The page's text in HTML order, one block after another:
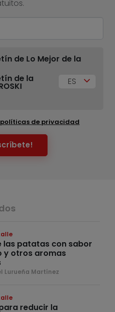
de Lo Mejor de la
de la
ES
políticas de privacidad
las patatas con sabor
y otros aromas
Lurueña Martínez
reducir la